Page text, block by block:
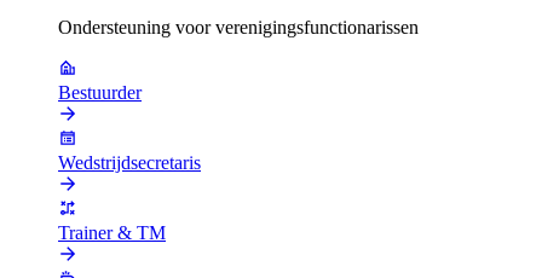
Ondersteuning voor verenigingsfunctionarissen
Bestuurder
Wedstrijdsecretaris
Trainer & TM